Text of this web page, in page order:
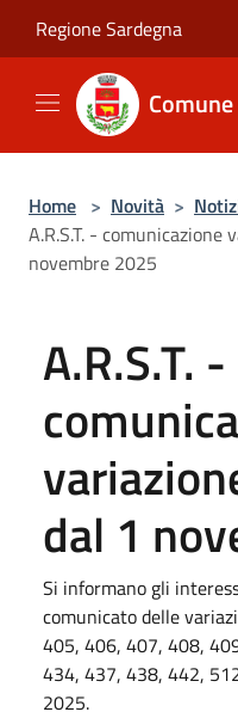
Regione Sardegna
Home > Novità >
A.R.S.T. - comunicazione
novembre 2025
A.R.S.T. -
dal 1
Si informano gli
comunicato delle
405, 406, 407, 408,
434, 437, 438, 442,
2025.